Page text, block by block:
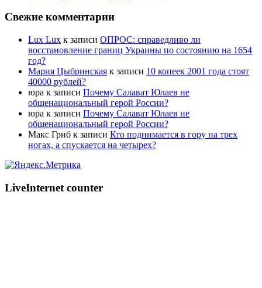
Свежие комментарии
Lux Lux к записи ОПРОС: справедливо ли
восстановление границ Украины по состоянию на 1654
год?
Мария Цыбринская к записи 10 копеек 2001 года стоят
40000 рублей?
юра к записи Почему Салават Юлаев не
общенациональный герой России?
юра к записи Почему Салават Юлаев не
общенациональный герой России?
Макс Гриб к записи Кто поднимается в гору на трех
ногах, а спускается на четырех?
LiveInternet counter